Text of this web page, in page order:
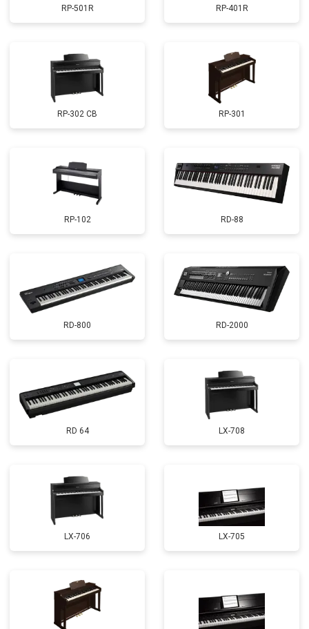
RP-501R RP-401R
RP-302 CB RP-301
RP-102 RD-88
RD-800 RD-2000
RD 64 LX-708
LX-706 LX-705